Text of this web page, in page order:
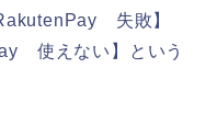
失敗】
使えない】という